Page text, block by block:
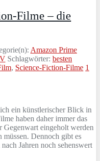
Filme – die
Amazon Prime
Schlagwörter: besten
, Science-Fiction-Filme 1
ein künstlerischer Blick in
haben daher immer das
Gegenwart eingeholt werden
müssen. Dennoch gibt es
Jahren noch sehenswert